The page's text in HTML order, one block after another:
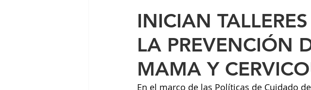
INICIAN
LA PREVENCIÓN
MAMA Y
En el marco de las Políticas de Cuidado